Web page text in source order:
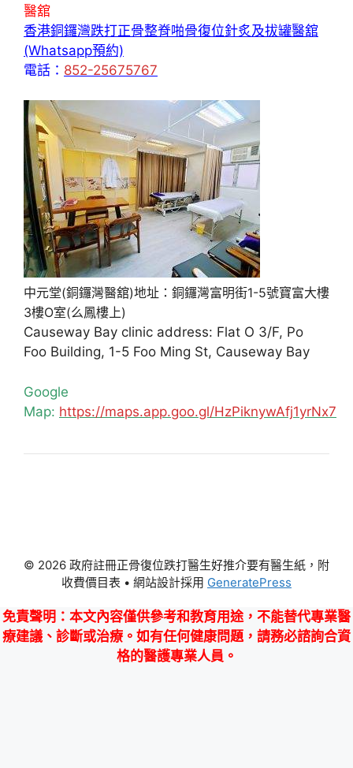
醫舘
香港銅鑼灣跌打正骨整脊啪骨復位針炙及拔罐醫舘
(Whatsapp預約)
電話： 852-25675767
中元堂(銅鑼灣醫舘)地址：銅鑼灣富明街1-5號寶富大樓
3樓O室(么鳳樓上)
Causeway Bay clinic address: Flat O 3/F, Po
Foo Building, 1-5 Foo Ming St, Causeway Bay
Google
Map: https://maps.app.goo.gl/HzPiknywAfj1yrNx7
© 2026 政府註冊正骨復位跌打醫生好推介要有醫生紙，附
收費價目表 • 網站設計採用 GeneratePress
免責聲明 ：本文內容僅供參考和教育用途，不能替代專業醫
療建議、診斷或治療。如有任何健康問題，請務必諮詢合資
格的醫護專業人員。